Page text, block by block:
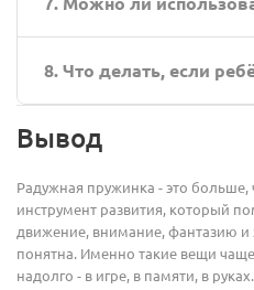
письма), а также как
младших классах. Она
(бордюр, перила,
следить, чтобы не улетела
8. Что делать, если
персонажа. Иногда
Вывод
Радужная пружинка - это больше,
инструмент развития, который
движение, внимание, фантазию и
понятна. Именно такие вещи
надолго - в игре, в памяти, в руках.